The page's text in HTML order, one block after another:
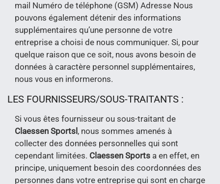
mail Numéro de téléphone (GSM) Adresse Nous
pouvons également détenir des informations
supplémentaires qu’une personne de votre
entreprise a choisi de nous communiquer. Si, pour
quelque raison que ce soit, nous avons besoin de
données à caractère personnel supplémentaires,
nous vous en informerons.
LES FOURNISSEURS/SOUS-TRAITANTS :
Si vous êtes fournisseur ou sous-traitant de
Claessen Sports , nous sommes amenés à
collecter des données personnelles qui sont
cependant limitées. Claessen Sports a en effet, en
principe, uniquement besoin des coordonnées des
personnes dans votre entreprise qui sont en charge